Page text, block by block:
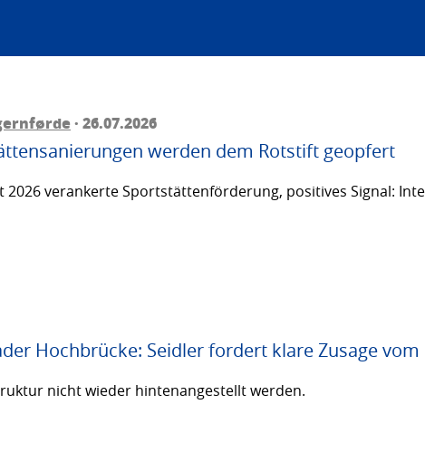
· 26.07.2026
werden dem Rotstift geopfert
2026 verankerte Sportstättenförderung, positives Signal:
Hochbrücke: Seidler fordert klare Zusage vom
nicht wieder hintenangestellt werden.